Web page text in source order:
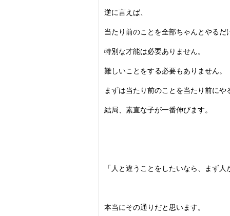
逆に言えば、
当たり前のことを全部ちゃんとやるだ
特別な才能は必要ありません。
難しいことをする必要もありません。
まずは当たり前のことを当たり前にや
結局、素直な子が一番伸びます。
「人と違うことをしたいなら、 まず人
本当にその通りだと思います。